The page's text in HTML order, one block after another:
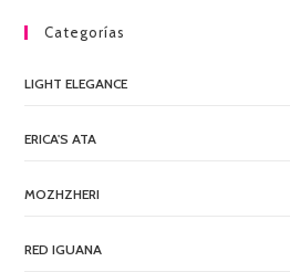
Categorías
LIGHT ELEGANCE
ERICA'S ATA
MOZHZHERI
RED IGUANA